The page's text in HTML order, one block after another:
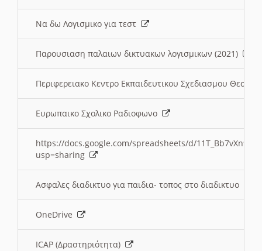
Να δω Λογισμικο για τεστ
Παρουσιαση παλαιων δικτυακων λογισμικων (2021)
Περιφερειακο Κεντρο Εκπαιδευτικου Σχεδιασμου
Ευρωπαικο Σχολικο Ραδιοφωνο
https://docs.google.com/spreadsheets/d/
usp=sharing
Ασφαλες διαδικτυο για παιδια- τοπος στο διαδικτυο
OneDrive
ICAP (Δραστηριότητα)